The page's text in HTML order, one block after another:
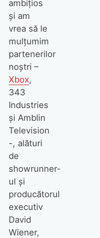
ambițios
și am
vrea să le
mulțumim
partenerilor
noștri –
Xbox,
343
Industries
și Amblin
Television
-, alături
de
showrunner-
ul și
producătorul
executiv
David
Wiener,